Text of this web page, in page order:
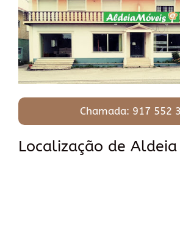
Chamada: 917 552
Localização de Aldeia